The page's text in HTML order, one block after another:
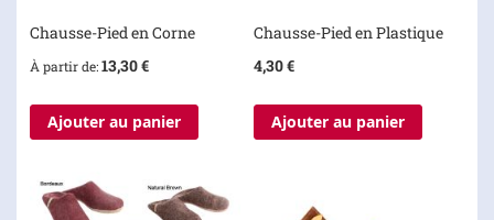
Chausse-Pied en Corne
À partir de 13,30 €
Ajouter au panier
Chausse-Pied en Plastique
4,30 €
Ajouter au panier